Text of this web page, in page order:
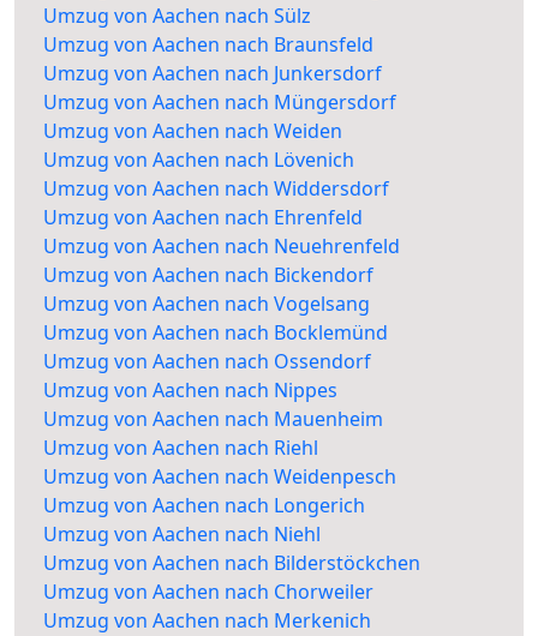
Umzug von Aachen nach Sülz
Umzug von Aachen nach Braunsfeld
Umzug von Aachen nach Junkersdorf
Umzug von Aachen nach Müngersdorf
Umzug von Aachen nach Weiden
Umzug von Aachen nach Lövenich
Umzug von Aachen nach Widdersdorf
Umzug von Aachen nach Ehrenfeld
Umzug von Aachen nach Neuehrenfeld
Umzug von Aachen nach Bickendorf
Umzug von Aachen nach Vogelsang
Umzug von Aachen nach Bocklemünd
Umzug von Aachen nach Ossendorf
Umzug von Aachen nach Nippes
Umzug von Aachen nach Mauenheim
Umzug von Aachen nach Riehl
Umzug von Aachen nach Weidenpesch
Umzug von Aachen nach Longerich
Umzug von Aachen nach Niehl
Umzug von Aachen nach Bilderstöckchen
Umzug von Aachen nach Chorweiler
Umzug von Aachen nach Merkenich